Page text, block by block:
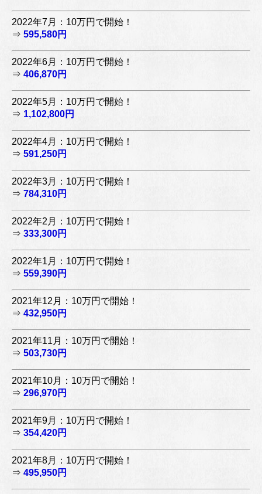
2022年7月：10万円で開始！
⇒ 595,580円
2022年6月：10万円で開始！
⇒ 406,870円
2022年5月：10万円で開始！
⇒ 1,102,800円
2022年4月：10万円で開始！
⇒ 591,250円
2022年3月：10万円で開始！
⇒ 784,310円
2022年2月：10万円で開始！
⇒ 333,300円
2022年1月：10万円で開始！
⇒ 559,390円
2021年12月：10万円で開始！
⇒ 432,950円
2021年11月：10万円で開始！
⇒ 503,730円
2021年10月：10万円で開始！
⇒ 296,970円
2021年9月：10万円で開始！
⇒ 354,420円
2021年8月：10万円で開始！
⇒ 495,950円